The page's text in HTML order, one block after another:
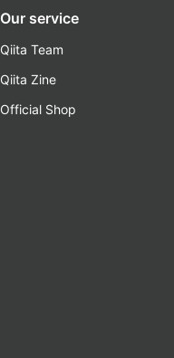
Our service
Qiita Team
Qiita Zine
Official Shop